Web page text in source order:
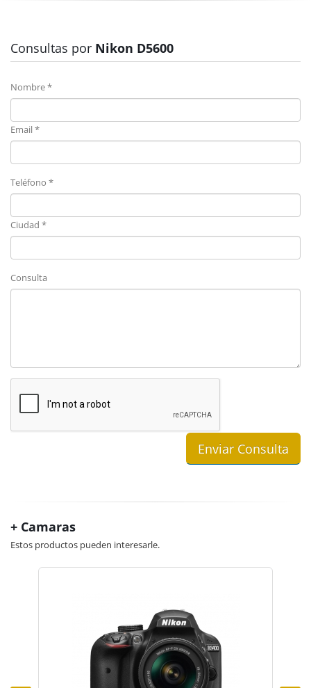
Consultas por Nikon D5600
Nombre *
Email *
Teléfono *
Ciudad *
Consulta
+ Camaras
Estos productos pueden interesarle.